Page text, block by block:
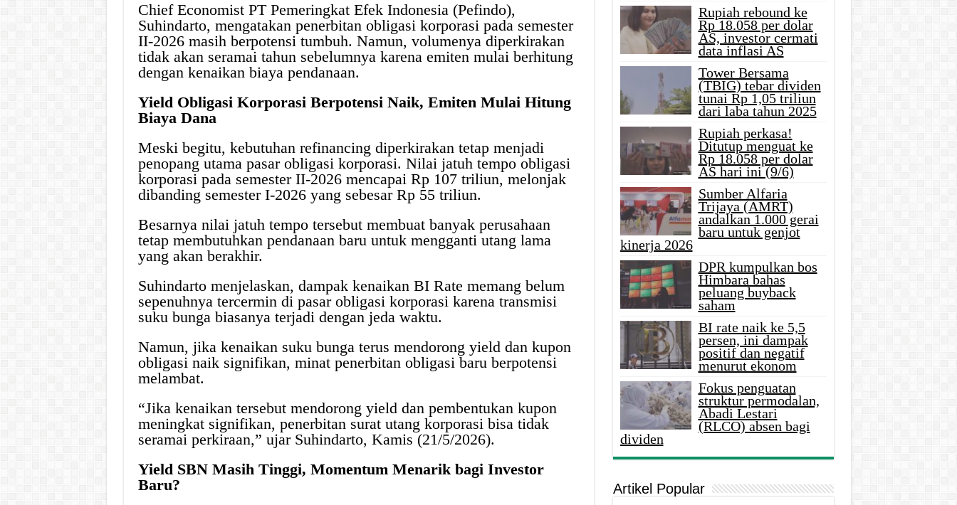
Chief Economist PT Pemeringkat Efek Indonesia (Pefindo),
Suhindarto, mengatakan penerbitan obligasi korporasi pada semester
II-2026 masih berpotensi tumbuh. Namun, volumenya diperkirakan
tidak akan seramai tahun sebelumnya karena emiten mulai berhitung
dengan kenaikan biaya pendanaan.
Yield Obligasi Korporasi Berpotensi Naik, Emiten Mulai Hitung
Biaya Dana
Meski begitu, kebutuhan refinancing diperkirakan tetap menjadi
penopang utama pasar obligasi korporasi. Nilai jatuh tempo obligasi
korporasi pada semester II-2026 mencapai Rp 107 triliun, melonjak
dibanding semester I-2026 yang sebesar Rp 55 triliun.
Besarnya nilai jatuh tempo tersebut membuat banyak perusahaan
tetap membutuhkan pendanaan baru untuk mengganti utang lama
yang akan berakhir.
Suhindarto menjelaskan, dampak kenaikan BI Rate memang belum
sepenuhnya tercermin di pasar obligasi korporasi karena transmisi
suku bunga biasanya terjadi dengan jeda waktu.
Namun, jika kenaikan suku bunga terus mendorong yield dan kupon
obligasi naik signifikan, minat penerbitan obligasi baru berpotensi
melambat.
“Jika kenaikan tersebut mendorong yield dan pembentukan kupon
meningkat signifikan, penerbitan surat utang korporasi bisa tidak
seramai perkiraan,” ujar Suhindarto, Kamis (21/5/2026).
Yield SBN Masih Tinggi, Momentum Menarik bagi Investor
Baru?
Rupiah rebound ke
Rp 18.058 per dolar
AS, investor cermati
data inflasi AS
Tower Bersama
(TBIG) tebar dividen
tunai Rp 1,05 triliun
dari laba tahun 2025
Rupiah perkasa!
Ditutup menguat ke
Rp 18.058 per dolar
AS hari ini (9/6)
Sumber Alfaria
Trijaya (AMRT)
andalkan 1.000 gerai
baru untuk genjot
kinerja 2026
DPR kumpulkan bos
Himbara bahas
peluang buyback
saham
BI rate naik ke 5,5
persen, ini dampak
positif dan negatif
menurut ekonom
Fokus penguatan
struktur permodalan,
Abadi Lestari
(RLCO) absen bagi
dividen
Artikel Popular